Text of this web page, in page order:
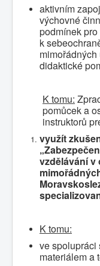
aktivním
výchovné
podmínek
k
didaktické
K tomu:
pomůcek a
instruktorů
využít
vzdělávání
K tomu:
ve spolupráci
materiálem a